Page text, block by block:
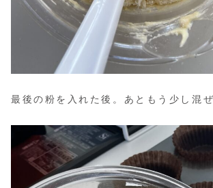
最後の粉を入れた後。あともう少し混ぜ